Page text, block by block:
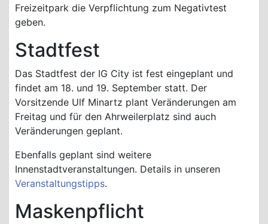
Freizeitpark die Verpflichtung zum Negativtest
geben.
Stadtfest
Das Stadtfest der IG City ist fest eingeplant und
findet am 18. und 19. September statt. Der
Vorsitzende Ulf Minartz plant Veränderungen am
Freitag und für den Ahrweilerplatz sind auch
Veränderungen geplant.
Ebenfalls geplant sind weitere
Innenstadtveranstaltungen. Details in unseren
Veranstaltungstipps.
Maskenpflicht